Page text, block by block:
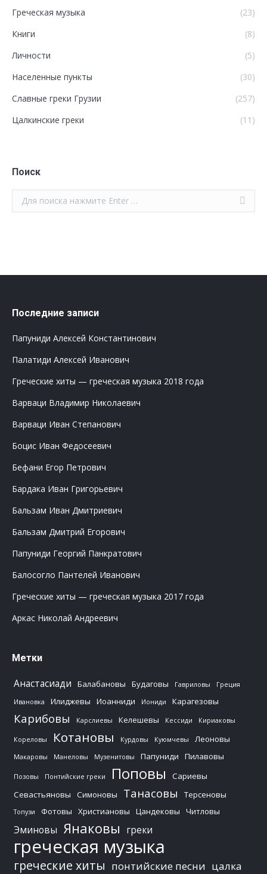
Греческая музыка
(23)
Книги
(8)
Личности
(5)
Населенные пункты
(30)
Славные греки Грузии
(257)
Цалкинские греки
(11)
Поиск
Поиск:
Последние записи
Папуниди Алексей Константинович
Палатиди Алексей Иванович
Греческие хиты — греческая музыка 2018 года
Варваци Владимир Николаевич
Варваци Иван Степанович
Боцис Иван Федосеевич
Бефани Егор Петрович
Бардака Иван Григорьевич
Бальзам Иван Дмитриевич
Бальзам Дмитрий Егорович
Папуниди Георгий Панкратович
Балосогло Пантелей Иванович
Греческие хиты — греческая музыка 2017 года
Аркас Николай Андреевич
Метки
Анастасиади Балабановы Будаговы Гавриловы Греция
Ивановка Илиджевы Иоанниди Иониди Карагезовы
Карибовы Карслиевы Келешевы Кессиди Кириаковы
Кореловы Котановы Курдовы Куюмчевы Леоновы
Макаровы Манеловы Музенитовы Папуниди Пилавовы
Позовы Понтийские греки Поповы
Сариевы
Севастьяновы
Симоновы Танасовы Терсеновы
Топузи Фотовы Христиановы Цандековы Читловы
Эминовы Янаковы греки
греческая музыка
греческие хиты понтийские песни цалка